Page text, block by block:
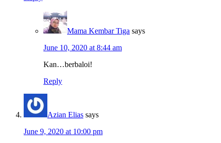
Mama Kembar Tiga says
June 10, 2020 at 8:44 am
Kan…berbaloi!
Reply
Azian Elias says
June 9, 2020 at 10:00 pm